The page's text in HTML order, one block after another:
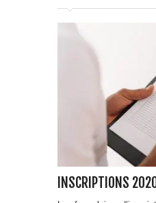
INSCRIPTIONS